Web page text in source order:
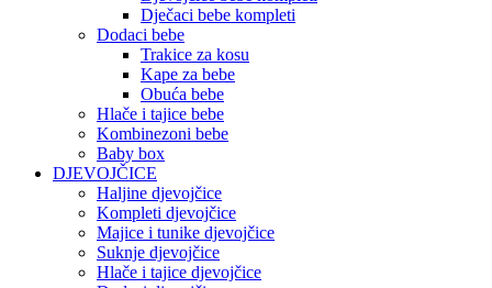
Dječaci bebe kompleti
Dodaci bebe
Trakice za kosu
Kape za bebe
Obuća bebe
Hlače i tajice bebe
Kombinezoni bebe
Baby box
DJEVOJČICE
Haljine djevojčice
Kompleti djevojčice
Majice i tunike djevojčice
Suknje djevojčice
Hlače i tajice djevojčice